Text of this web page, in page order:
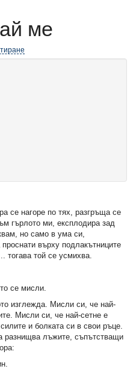
ме
се нагоре по тях, разгръща се
гърлото ми, експлодира зад
но само в ума си,
върху подлакътниците
тогава той се усмихва.
се мисли.
изглежда. Мисли си, че най-
Мисли си, че най-сетне е
и болката си в свои ръце.
разнищва лъжите, съпътстващи